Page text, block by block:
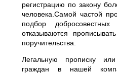
регистрацию по закону
человека.Самой частой
подбор
отказываются
поручительства.
Легальную прописку
граждан в нашей